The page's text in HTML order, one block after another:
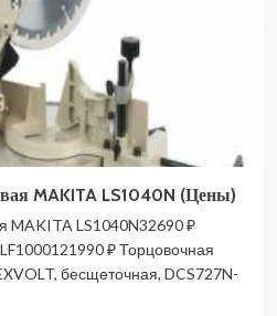
MAKITA LS1040N (Цены)
MAKITA LS1040N32690 ₽
₽ Торцовочная
бесщеточная, DCS727N-